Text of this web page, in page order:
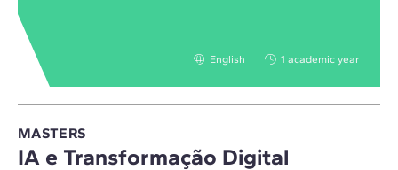
English 1 academic year
MASTERS
IA e Transformação Digital